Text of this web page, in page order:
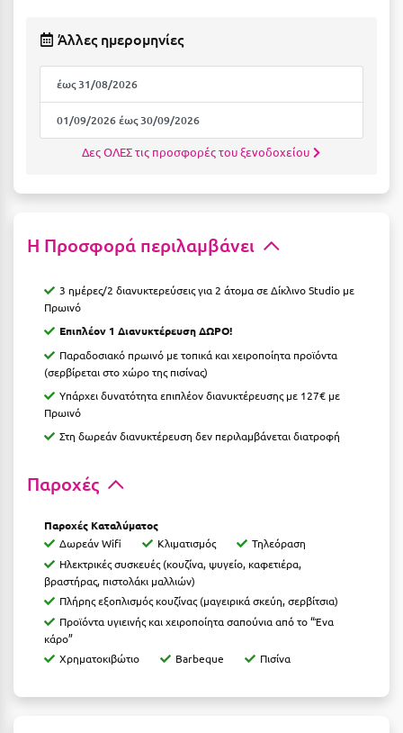
Καβάλα
Κάλαμος
Καλαμπάκα
Καμένα Βούρλα
Καρδάμαινα
Καρδαμύλη
Καρδίτσα
Κάρπαθος
Καρπενήσι
Κάσος
Κασσάνδρα
Καστοριά
Κατερίνη
Άλλες ημερομηνίες
έως 31/08/2026
01/09/2026 έως 30/09/2026
Δες ΟΛΕΣ τις προσφορές του ξενοδοχείου
Η Προσφορά περιλαμβάνει
3 ημέρες/2 διανυκτερεύσεις για 2 άτομα σε Δίκλινο Studio με
Πρωινό
Επιπλέον 1 Διανυκτέρευση ΔΩΡΟ!
Παραδοσιακό πρωινό με τοπικά και χειροποίητα προϊόντα
(σερβίρεται στο χώρο της πισίνας)
Υπάρχει δυνατότητα επιπλέον διανυκτέρευσης με 127€ με
Πρωινό
Στη δωρεάν διανυκτέρευση δεν περιλαμβάνεται διατροφή
Παροχές
Παροχές Καταλύματος
Δωρεάν Wifi
Κλιματισμός
Τηλεόραση
Ηλεκτρικές συσκευές (κουζίνα, ψυγείο, καφετιέρα,
βραστήρας, πιστολάκι μαλλιών)
Πλήρης εξοπλισμός κουζίνας (μαγειρικά σκεύη, σερβίτσια)
Προϊόντα υγιεινής και χειροποίητα σαπούνια από το “Ένα
κάρο”
Χρηματοκιβώτιο
Barbeque Πισίνα